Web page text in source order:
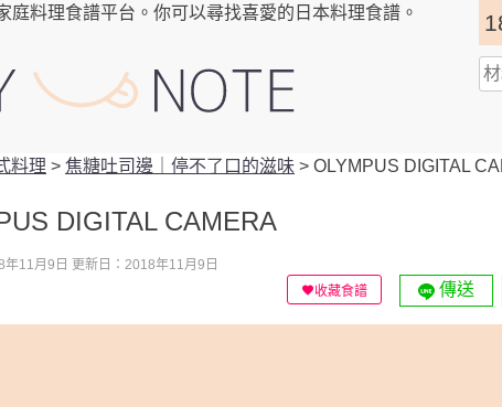
庭料理食譜平台。你可以尋找喜愛的日本料理食譜。
料理 > 焦糖吐司邊｜停不了口的滋味 > OLYMPUS DIGITAL
DIGITAL CAMERA
年11月9日 更新日：2018年11月9日
收藏食譜
傳送